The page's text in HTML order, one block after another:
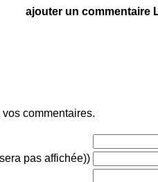
ajouter un commentaire
commentaires.
pas affichée))